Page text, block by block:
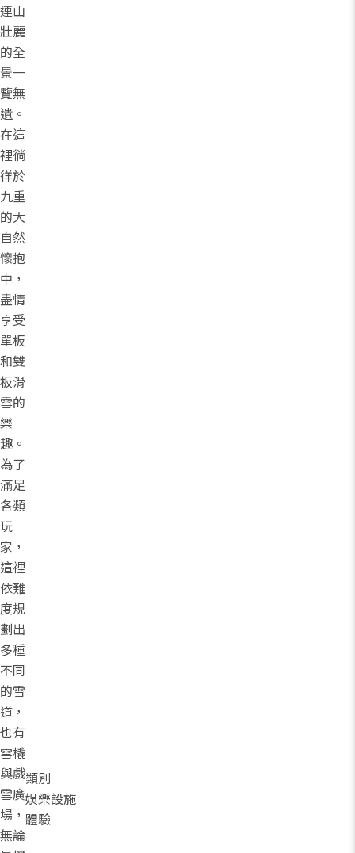
連山
壯麗
的全
景一
覽無
遺。
在這
裡徜
徉於
九重
的大
自然
懷抱
中，
盡情
享受
單板
和雙
板滑
雪的
樂
趣。
為了
滿足
各類
玩
家，
這裡
依難
度規
劃出
多種
不同
的雪
道，
也有
雪橇
與戲
雪廣
場，
無論
類別
娛樂設施
體驗